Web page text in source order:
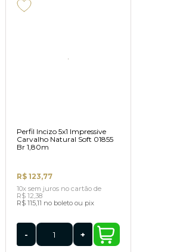
Perfil Incizo 5x1 Impressive
Carvalho Natural Soft 01855
Br 1,80m
R$ 123,77
10x sem juros no cartãode
R$ 12,38
R$ 115,11 no boleto ou pix
- +